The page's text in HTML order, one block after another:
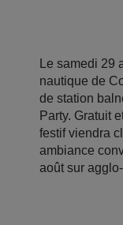
Le samedi 29
nautique de
de station
Party. Gratuit
festif viendra
ambiance
août sur